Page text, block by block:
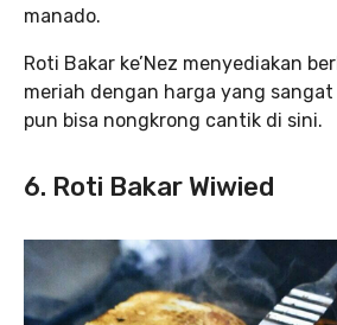
manado.
Roti Bakar ke’Nez menyediakan
meriah dengan harga yang sangat
pun bisa nongkrong cantik di sini.
6. Roti Bakar Wiwied